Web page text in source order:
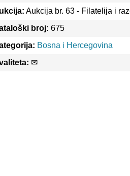
Aukcija br. 63 - Filatelija i
broj: 675
Bosna i Hercegovina
✉